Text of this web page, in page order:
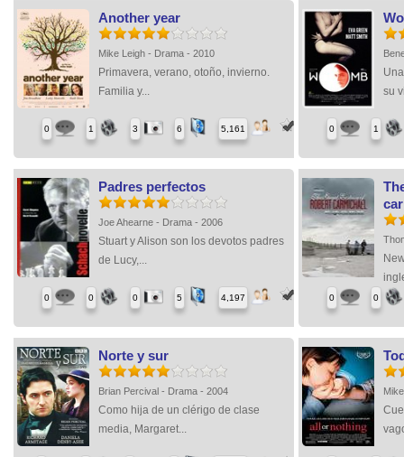
Another year
Mike Leigh - Drama - 2010
Primavera, verano, otoño, invierno.
Familia y...
0 1 3 6 5,161
su
0 1
Padres perfectos
Joe Ahearne - Drama - 2006
Stuart y Alison son los devotos padres
de Lucy,...
0 0 0 5 4,197 0 0
Norte y sur
Brian Percival - Drama - 2004
Como hija de un clérigo de clase
media, Margaret...